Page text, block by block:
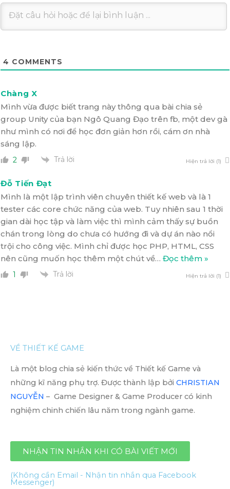
4 COMMENTS
Chàng X
Mình vừa được biết trang này thông qua bài chia sẻ
group Unity của bạn Ngô Quang Đạo trên fb, một dev gà
như mình có nơi để học đơn giản hơn rồi, cám ơn nhà
sáng lập.
2 Trả lời Hiện trả lời (1)
Đỗ Tiến Đạt
Mình là một lập trình viên chuyên thiết kế web và là 1
tester các core chức năng của web. Tuy nhiên sau 1 thời
gian dài học tập và làm việc thì mình cảm thấy sự buồn
chán trong lòng do chưa có hướng đi và dự án nào nổi
trội cho công việc. Mình chỉ được học PHP, HTML, CSS
nên cũng muốn học thêm một chút về… Đọc thêm »
1 Trả lời Hiện trả lời (1)
VỀ THIẾT KẾ GAME
Là một blog chia sẻ kiến thức về Thiết kế Game và
những kĩ năng phụ trợ. Được thành lập bởi CHRISTIAN
NGUYỄN – Game Designer & Game Producer có kinh
nghiệm chinh chiến lâu năm trong ngành game.
NHẬN TIN NHẮN KHI CÓ BÀI VIẾT MỚI
(Không cần Email - Nhận tin nhắn qua Facebook
Messenger)